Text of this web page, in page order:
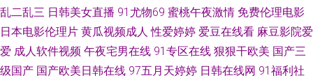
黄色视频 九九黄视西瓜
乱二乱三 日韩美女直播 91尤物69 蜜桃午夜激情 免费伦理电影
日本电影伦理片 黄瓜视频成人 性爱婷婷 爱豆在线看 麻豆影院爱
爱 成人软件视频 午夜宅男在线 91专区在线 狠狠干欧美 国产三
级国产 国产欧美日韩在线 97五月天婷婷 日韩在线网 91福利社